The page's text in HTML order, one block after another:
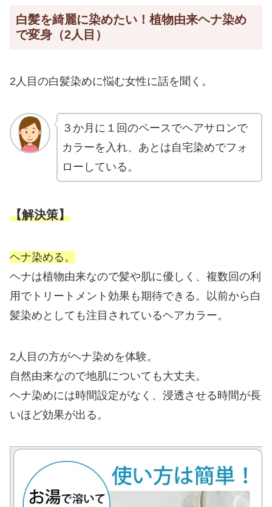
白髪を綺麗に染めたい！植物由来ヘナ染め
で変身（2人目）
2人目の白髪染めに悩む女性に話を聞く。
３か月に１回のペースでヘアサロンで
カラーを入れ、あとは自宅染めでフォ
ローしている。
【解決策】
ヘナ染める。
ヘナは植物由来なので髪や肌に優しく、複数回の利
用でトリートメント効果も期待できる。以前から白
髪染めとしても注目されているヘアカラー。
2人目の方がヘナ染めを体験。
自然由来なので地肌についても大丈夫。
ヘナ染めには時間設定がなく、浸透させる時間が長
いほど効果が出る。